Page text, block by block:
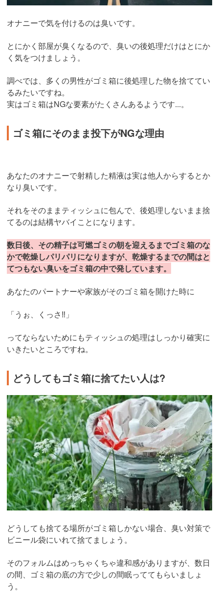
オナニーで気を付けるのは臭いです。
とにかく部屋が臭くなるので、臭いの後処理だけはとにか
く気をつけましょう。
調べでは、多くの男性がゴミ箱に後処理した物を捨ててい
るみたいですね。
実はゴミ箱はNGな要素がたくさんあるようです...。
ゴミ箱にそのまま投下がNGな理由
あなたのオナニーで射精した精液は実は他人からするとか
なり臭いです。
それをそのままティッシュに包んで、後処理しないまま捨
てるのは結構ヤバイことになります。
数日後、その精子は可燃ゴミの朝を迎えるまでゴミ箱のな
かで乾燥しパリパリになりますが、乾燥するまでの間はと
てつもない臭いをゴミ箱の中で発しています。
あなたのパートナーや家族がそのゴミ箱を開けた時に
「うぉ、くっさ‼︎」
ってならないためにもティッシュの処理はしっかり確実に
いきたいところですね。
どうしてもゴミ箱に捨てたい人は?
どうしても捨てる場所がゴミ箱しかない場合、臭い対策で
ビニール袋にいれて捨てましょう。
そのフォルムはめっちゃくちゃ違和感がありますが、数日
の間、ゴミ箱の底の方で少しの間眠っててもらいましょ
う。